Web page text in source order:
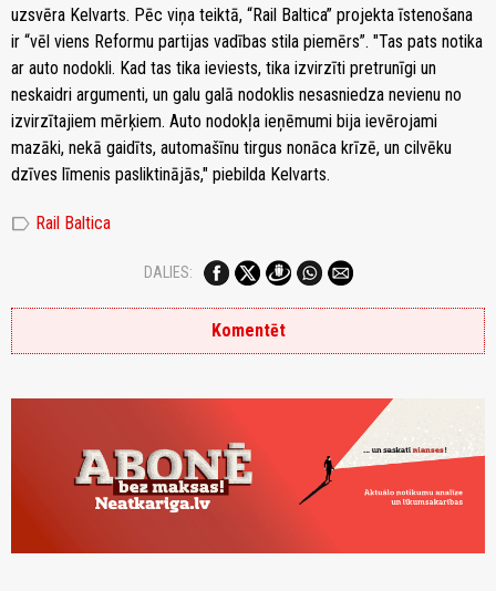
uzsvēra Kelvarts. Pēc viņa teiktā, “Rail Baltica” projekta īstenošana
ir “vēl viens Reformu partijas vadības stila piemērs”. "Tas pats notika
ar auto nodokli. Kad tas tika ieviests, tika izvirzīti pretrunīgi un
neskaidri argumenti, un galu galā nodoklis nesasniedza nevienu no
izvirzītajiem mērķiem. Auto nodokļa ieņēmumi bija ievērojami
mazāki, nekā gaidīts, automašīnu tirgus nonāca krīzē, un cilvēku
dzīves līmenis pasliktinājās," piebilda Kelvarts.
label Rail Baltica
DALIES:
Komentēt